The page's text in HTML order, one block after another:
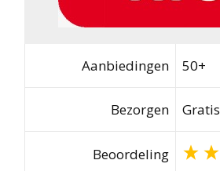
Aanbiedingen 50+
Bezorgen Gratis
Beoordeling